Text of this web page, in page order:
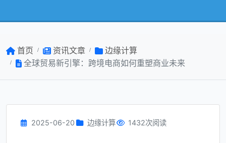
首页 资讯文章
边缘计算
全球贸易新引擎：跨境电商如何重塑商业未来
2025-06-20 边缘计算 1432次阅读